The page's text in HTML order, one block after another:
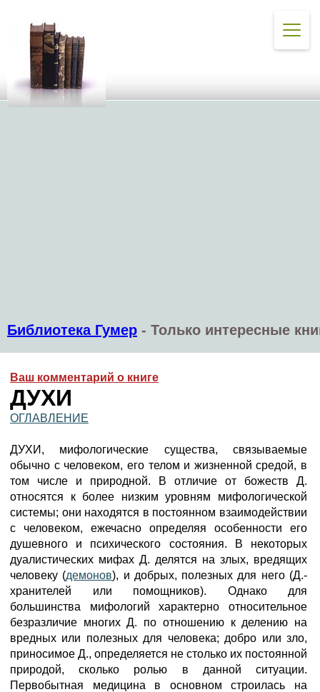
Библиотека Гумер - Только интересные
Ваш комментарий о книге
ДУХИ
ОГЛАВЛЕНИЕ
ДУХИ, мифологические существа, связываемые
обычно с человеком, его телом и жизненной средой, в
том числе и природной. В отличие от божеств Д.
относятся к более низким уровням мифологической
системы; они находятся в постоянном взаимодействии
с человеком, ежечасно определяя особенности его
душевного и психического состояния. В некоторых
дуалистических мифах Д. делятся на злых, вредящих
человеку (демонов), и добрых, полезных для него (Д.-
хранителей или помощников). Однако для
большинства мифологий характерно относительное
безразличие многих Д. по отношению к делению на
вредных или полезных для человека; добро или зло,
приносимое Д., определяется не столько их постоянной
природой, сколько ролью в данной ситуации.
Первобытная медицина в основном строилась на